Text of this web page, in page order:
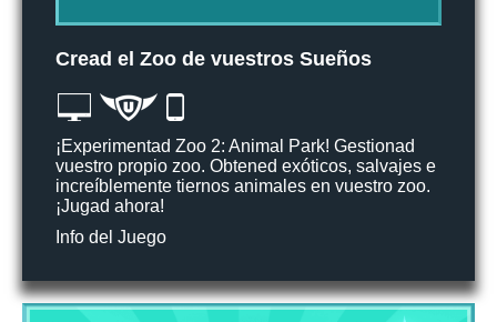
Cread el Zoo de vuestros Sueños
¡Experimentad Zoo 2: Animal Park! Gestionad
vuestro propio zoo. Obtened exóticos, salvajes e
increíblemente tiernos animales en vuestro zoo.
¡Jugad ahora!
Info del Juego